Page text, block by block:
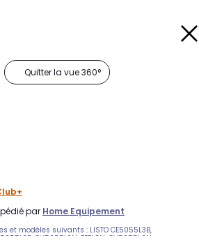
Quitter la vue 360°
par Home Equipement
et modèles suivants : LISTO CE5055L3B,
CV5055L3N, FEEL2N, CV5055L2N,